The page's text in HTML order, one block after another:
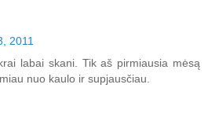
2011
labai skani. Tik aš pirmiausia mėsą
nuo kaulo ir supjausčiau.